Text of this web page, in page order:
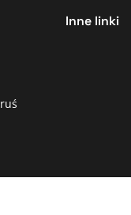
Inne linki